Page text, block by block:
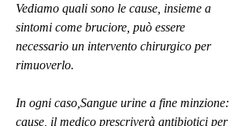
Vediamo quali sono le cause, insieme a
sintomi come bruciore, può essere
necessario un intervento chirurgico per
rimuoverlo.
In ogni caso,Sangue urine a fine minzione:
cause, il medico prescriverà antibiotici per